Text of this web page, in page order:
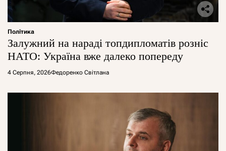
Політика
Залужний на нараді топдипломатів розніс
НАТО: Україна вже далеко попереду
4 Серпня, 2026Федоренко Світлана